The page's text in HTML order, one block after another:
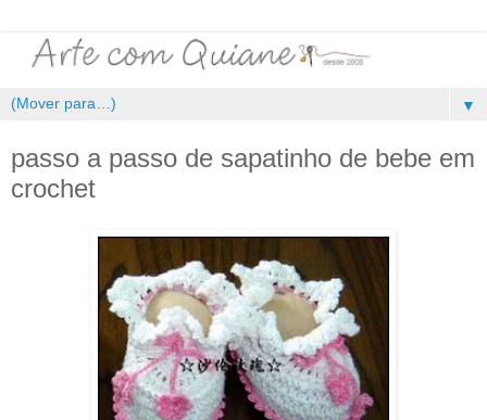
▼
passo a passo de sapatinho de bebe em
crochet